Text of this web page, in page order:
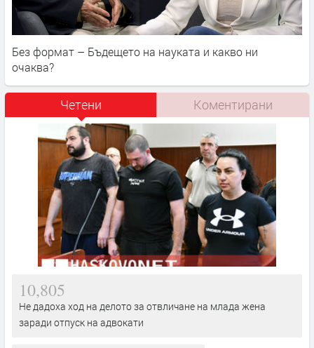
Без формат – Бъдещето на науката и какво ни
очаква?
Четени Коментирани
10,805
Не дадоха ход на делото за отвличане на млада жена
заради отпуск на адвокати